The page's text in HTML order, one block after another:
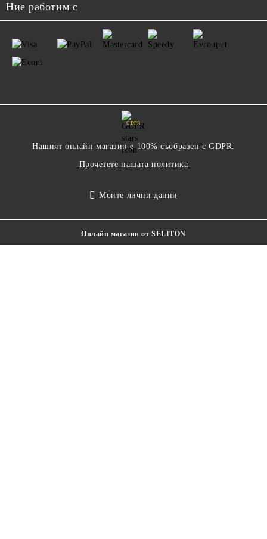
Ние работим с
GDPR
Нашият онлайн магазин е 100% съобразен с GDPR.
Прочетете нашата политика
Моите лични данни
Онлайн магазин от SELITON